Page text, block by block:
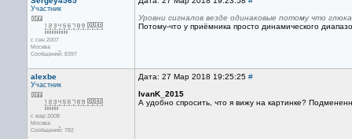
Участник
с сен 2007
Москва
Сообщений: 8397
Уровни сигналов везде одинаковые потому что
Потому-что у приёмника просто динамического
alexbe
Участник
с мар 2008
Москва
Сообщений: 782
Дата: 27 Мар 2018 19:25:25 #
IvanK_2015
А удобно спросить, что я вижу на картинке?